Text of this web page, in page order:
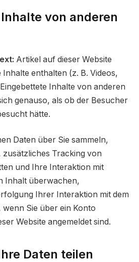
von anderen
Artikel auf dieser Website
enthalten (z. B. Videos,
Inhalte von anderen
genauso, als ob der Besucher
hätte.
Daten über Sie sammeln,
Tracking von
und Ihre Interaktion mit
Inhalt überwachen,
Ihrer Interaktion mit dem
Sie über ein Konto
Website angemeldet sind.
Daten teilen